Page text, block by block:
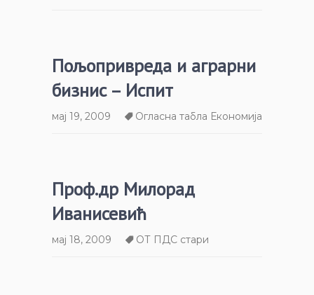
Пољопривреда и аграрни
бизнис – Испит
мај 19, 2009 Огласна табла Економија
Проф.др Милорад
Иванисевић
мај 18, 2009 ОТ ПДС стари